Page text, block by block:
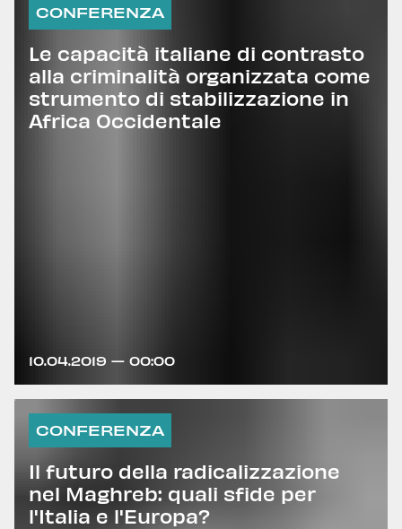
CONFERENZA
Le capacità italiane di contrasto
alla criminalità organizzata come
strumento di stabilizzazione in
Africa Occidentale
10.04.2019 — 00:00
CONFERENZA
Il futuro della radicalizzazione
nel Maghreb: quali sfide per
l'Italia e l'Europa?